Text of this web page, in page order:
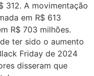
312. A movimentação
em R$ 613
R$ 703 milhões.
ter sido o aumento
Friday de 2024
disseram que